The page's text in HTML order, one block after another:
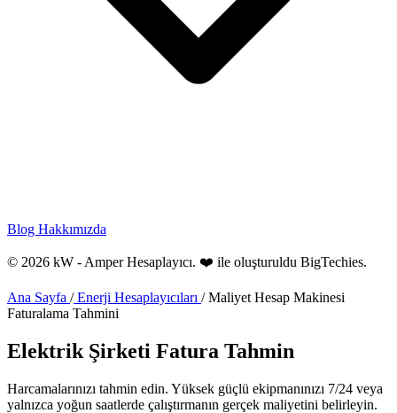
Blog Hakkımızda
© 2026 kW - Amper Hesaplayıcı. ❤️ ile oluşturuldu BigTechies.
Ana Sayfa /Enerji Hesaplayıcıları /Maliyet Hesap Makinesi
Faturalama Tahmini
Elektrik Şirketi Fatura Tahmin
Harcamalarınızı tahmin edin. Yüksek güçlü ekipmanınızı 7/24 veya
yalnızca yoğun saatlerde çalıştırmanın gerçek maliyetini belirleyin.